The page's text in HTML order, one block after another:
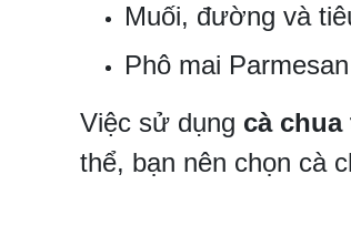
Muối, đường và
Phô mai
Việc sử dụng cà
thể, bạn nên chọn cà